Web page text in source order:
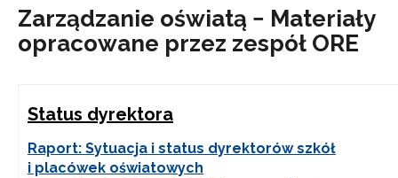
Zarządzanie oświatą − Materiały
opracowane przez zespół ORE
Status dyrektora
Raport: Sytuacja i status dyrektorów szkół
i placówek oświatowych